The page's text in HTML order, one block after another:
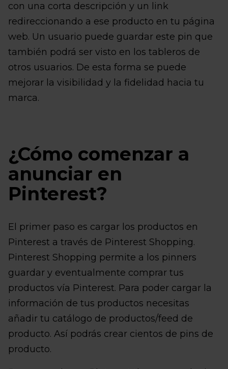
con una corta descripción y un link
redireccionando a ese producto en tu página
web. Un usuario puede guardar este pin que
también podrá ser visto en los tableros de
otros usuarios. De esta forma se puede
mejorar la visibilidad y la fidelidad hacia tu
marca.
¿Cómo comenzar a
anunciar en
Pinterest?
El primer paso es cargar los productos en
Pinterest a través de Pinterest Shopping.
Pinterest Shopping permite a los pinners
guardar y eventualmente comprar tus
productos vía Pinterest. Para poder cargar la
información de tus productos necesitas
añadir tu catálogo de productos/feed de
producto. Así podrás crear cientos de pins de
producto.